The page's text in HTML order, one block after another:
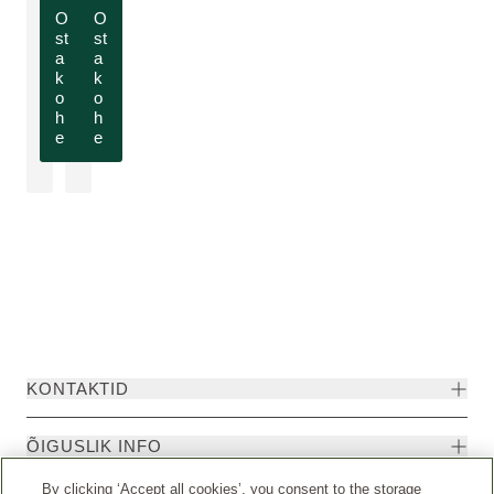
O
st
a
k
o
h
e
O
st
a
k
o
h
e
KONTAKTID
ÕIGUSLIK INFO
By clicking ‘Accept all cookies’, you consent to the storage